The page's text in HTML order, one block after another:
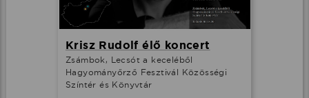
Krisz Rudolf élő koncert
Zsámbok, Lecsót a keceléből
Hagyományőrző Fesztivál Közösségi
Színtér és Könyvtár